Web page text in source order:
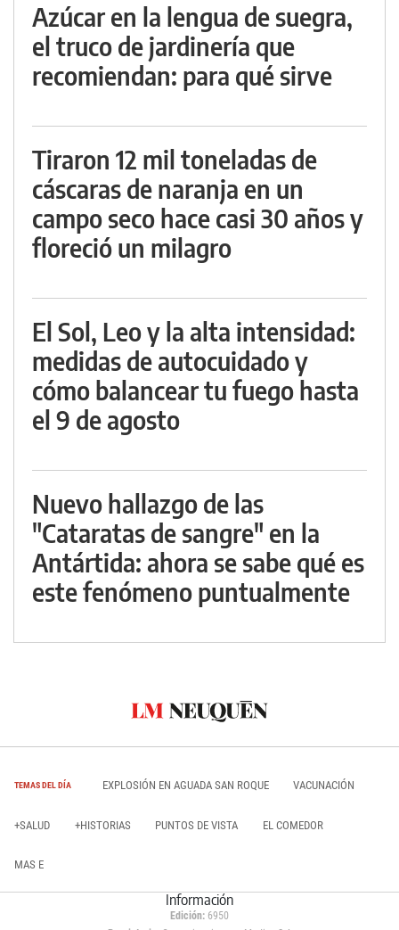
Azúcar en la lengua de suegra,
el truco de jardinería que
recomiendan: para qué sirve
Tiraron 12 mil toneladas de
cáscaras de naranja en un
campo seco hace casi 30 años y
floreció un milagro
El Sol, Leo y la alta intensidad:
medidas de autocuidado y
cómo balancear tu fuego hasta
el 9 de agosto
Nuevo hallazgo de las
"Cataratas de sangre" en la
Antártida: ahora se sabe qué es
este fenómeno puntualmente
TEMAS DEL DÍA EXPLOSIÓN EN AGUADA SAN ROQUE VACUNACIÓN
+SALUD +HISTORIAS PUNTOS DE VISTA EL COMEDOR
MAS E
Información
Edición: 6950